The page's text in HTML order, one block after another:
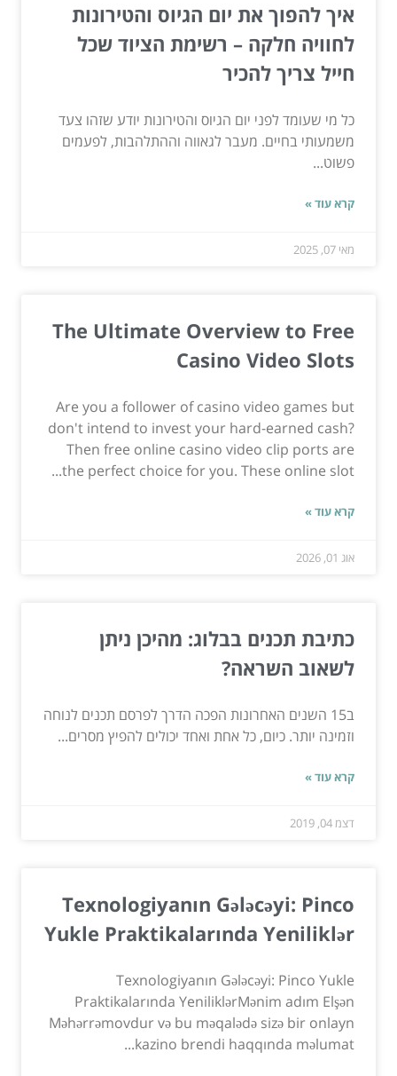
איך להפוך את יום הגיוס והטירונות
לחוויה חלקה – רשימת הציוד שכל
חייל צריך להכיר
כל מי שעומד לפני יום הגיוס והטירונות יודע שזהו צעד
משמעותי בחיים. מעבר לגאווה וההתלהבות, לפעמים
פשוט...
קרא עוד »
מאי 07, 2025
The Ultimate Overview to Free
Casino Video Slots
Are you a follower of casino video games but
don't intend to invest your hard-earned cash?
Then free online casino video clip ports are
the perfect choice for you. These online slot...
קרא עוד »
אוג 01, 2026
כתיבת תכנים בבלוג: מהיכן ניתן
לשאוב השראה?
ב15 השנים האחרונות הפכה הדרך לפרסם תכנים לנוחה
וזמינה יותר. כיום, כל אחת ואחד יכולים להפיץ מסרים...
קרא עוד »
דצמ 04, 2019
Texnologiyanın Gələcəyi: Pinco
Yukle Praktikalarında Yeniliklər
Texnologiyanın Gələcəyi: Pinco Yukle
Praktikalarında YeniliklərMənim adım Elşən
Məhərrəmovdur və bu məqalədə sizə bir onlayn
kazino brendi haqqında məlumat...